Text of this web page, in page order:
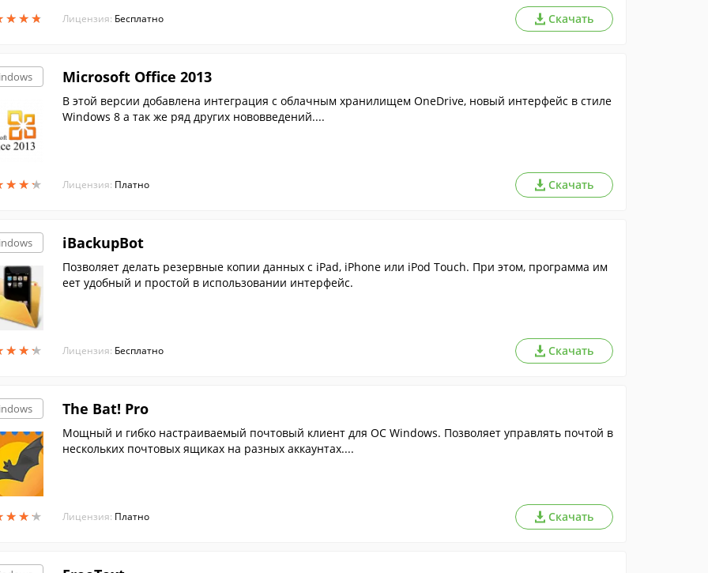
★★★
★★★ Лицензия: Бесплатно Скачать
★★★
★★★
Microsoft Office 2013
В этой версии добавлена интеграция с облачным хранилищем OneDrive, новый интерфейс в стиле
Windows 8 а так же ряд других нововведений....
Лицензия: Платно Скачать
★★★
★★★
iBackupBot
Позволяет делать резервные копии данных с iPad, iPhone или iPod Touch. При этом, программа им
еет удобный и простой в использовании интерфейс.
Лицензия: Бесплатно Скачать
★★★
★★★
The Bat! Pro
Мощный и гибко настраиваемый почтовый клиент для ОС Windows. Позволяет управлять почтой в
нескольких почтовых ящиках на разных аккаунтах....
Лицензия: Платно Скачать